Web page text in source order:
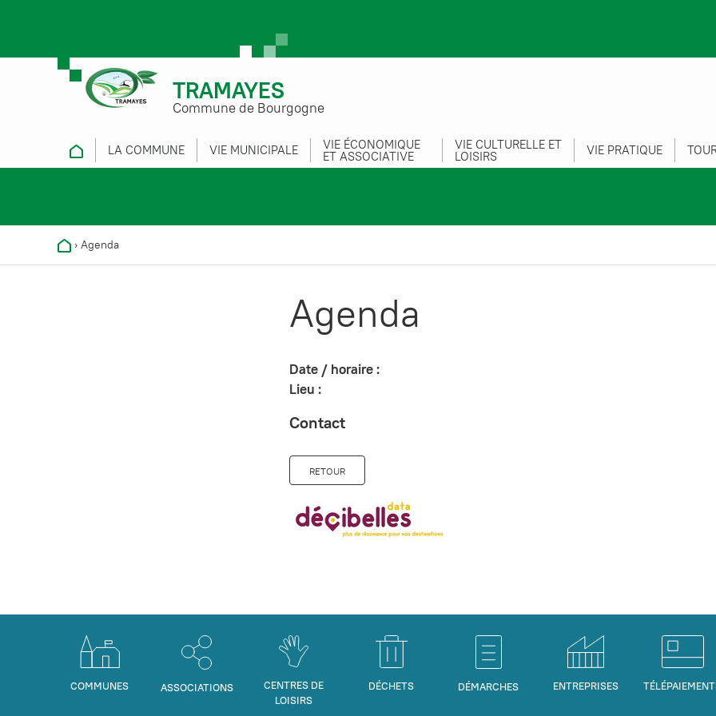
TRAMAYES
Commune de Bourgogne
LA COMMUNE VIE MUNICIPALE VIE ÉCONOMIQUE
ET ASSOCIATIVE
VIE CULTURELLE ET
LOISIRS VIE PRATIQUE
› Agenda
Agenda
Date / horaire :
Lieu :
Contact
RETOUR
COMMUNES ASSOCIATIONS
CENTRES DE
LOISIRS
DÉCHETS DÉMARCHES ENTREPRISES